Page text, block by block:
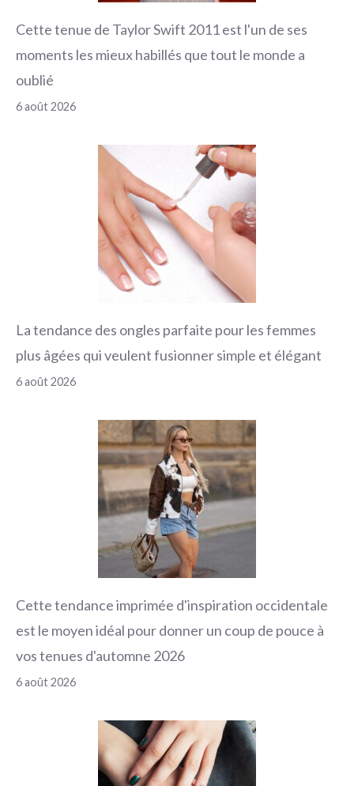
Cette tenue de Taylor Swift 2011 est l'un de ses
moments les mieux habillés que tout le monde a
oublié
6 août 2026
La tendance des ongles parfaite pour les femmes
plus âgées qui veulent fusionner simple et élégant
6 août 2026
Cette tendance imprimée d'inspiration occidentale
est le moyen idéal pour donner un coup de pouce à
vos tenues d'automne 2026
6 août 2026